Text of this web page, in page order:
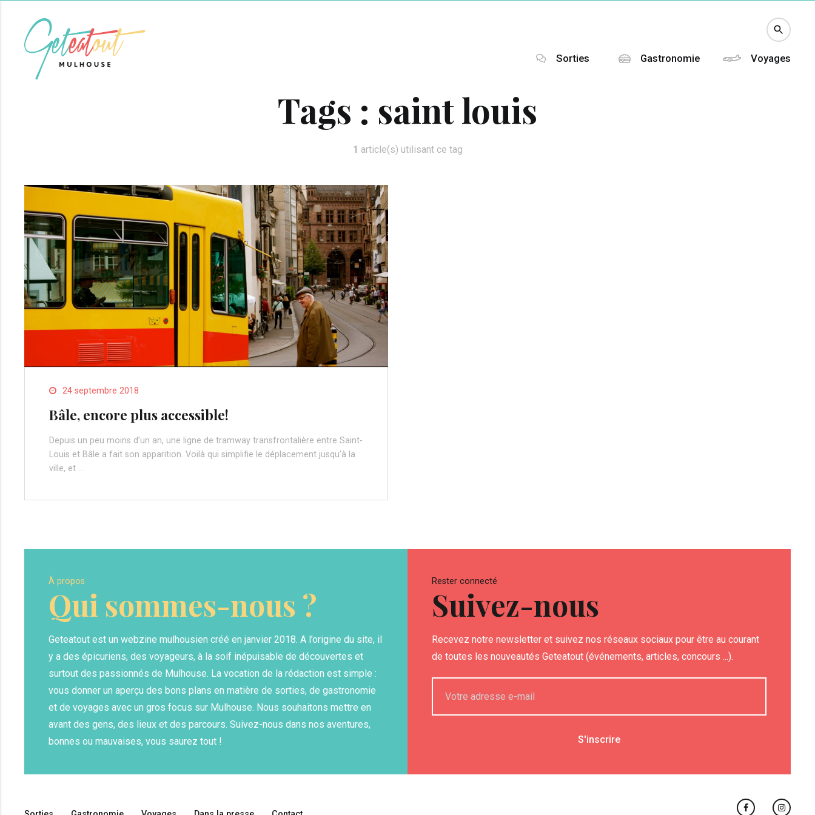
Sorties Gastronomie Voyages
Tags : saint louis
1 article(s) utilisant ce tag
24 septembre 2018
Bâle, encore plus accessible!
Depuis un peu moins d’un an, une ligne de tramway transfrontalière entre Saint-
Louis et Bâle a fait son apparition. Voilà qui simplifie le déplacement jusqu’à la
ville, et …
À propos
Qui sommes-nous ?
Geteatout est un webzine mulhousien créé en janvier 2018. A l’origine du site, il
y a des épicuriens, des voyageurs, à la soif inépuisable de découvertes et
surtout des passionnés de Mulhouse. La vocation de la rédaction est simple :
vous donner un aperçu des bons plans en matière de sorties, de gastronomie
et de voyages avec un gros focus sur Mulhouse. Nous souhaitons mettre en
avant des gens, des lieux et des parcours. Suivez-nous dans nos aventures,
bonnes ou mauvaises, vous saurez tout !
Rester connecté
Suivez-nous
Recevez notre newsletter et suivez nos réseaux sociaux pour être au courant
de toutes les nouveautés Geteatout (événements, articles, concours ...).